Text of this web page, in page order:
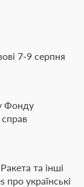
7-9 серпня
Фонду
та інші
про українські